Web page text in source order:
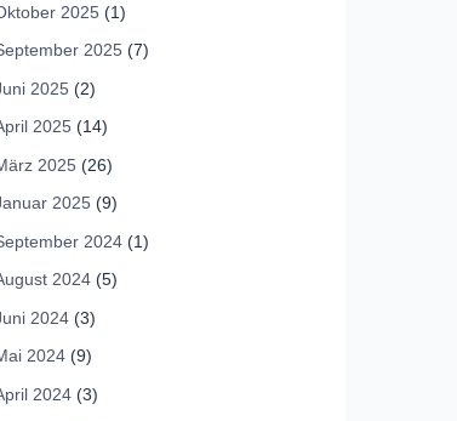
2025 (1)
2025 (7)
2025 (2)
2025 (14)
2025 (26)
2025 (9)
2024 (1)
2024 (5)
2024 (3)
2024 (9)
2024 (3)